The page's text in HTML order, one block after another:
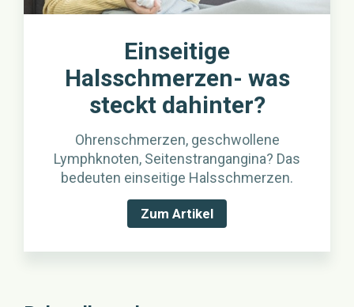
Einseitige
Halsschmerzen- was
steckt dahinter?
Ohrenschmerzen, geschwollene
Lymphknoten, Seitenstrangangina? Das
bedeuten einseitige Halsschmerzen.
Zum Artikel